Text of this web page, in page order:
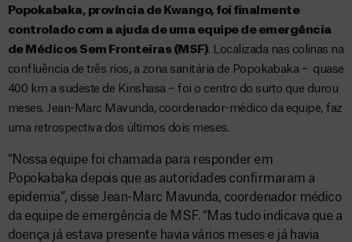
Popokabaka, província de Kwango, foi finalmente
controlado com a ajuda de uma equipe de emergência
de Médicos Sem Fronteiras (MSF). Localizada nas colinas na
confluência de três rios, a zona sanitária de Popokabaka – quase
400 km a sudeste de Kinshasa – foi o centro do surto que durou
meses. Jean-Marc Mavunda, coordenador-médico da equipe, faz
uma retrospectiva dos últimos dois meses.
“Nossa equipe foi chamada para responder em
Popokabaka depois que as autoridades confirmaram a
epidemia”, disse Jean-Marc Mavunda, coordenador médico
da equipe de emergência de MSF. “Mas tudo indicava que a
doença já estava presente havia vários meses e já havia